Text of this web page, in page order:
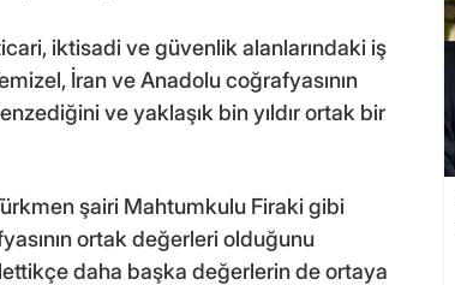
iktisadi ve güvenlik alanlarındaki iş
İran ve Anadolu coğrafyasının
ve yaklaşık bin yıldır ortak bir
şairi Mahtumkulu Firaki gibi
ortak değerleri olduğunu
daha başka değerlerin de ortaya